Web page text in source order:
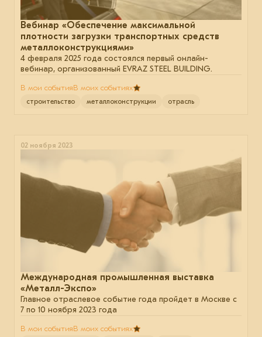
Вебинар «Обеспечение максимальной
плотности загрузки транспортных средств
металлоконструкциями»
4 февраля 2025 года состоялся первый онлайн-
вебинар, организованный EVRAZ STEEL BUILDING.
В мои событияВ моих событиях
строительство металлоконструкции отрасль
02 ноября 2023
Международная промышленная выставка
«Металл-Экспо»
Главное отраслевое событие года пройдет в Москве с
7 по 10 ноября 2023 года
В мои событияВ моих событиях